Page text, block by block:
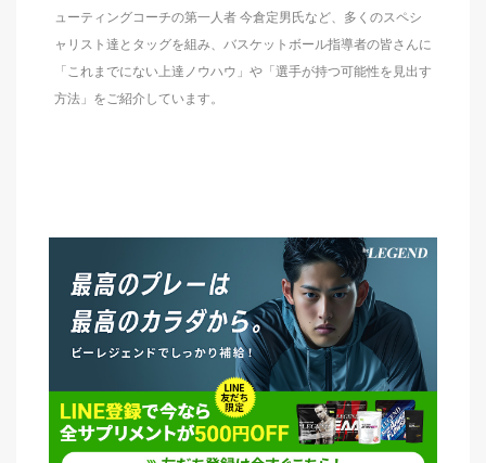
ューティングコーチの第一人者 今倉定男氏など、多くのスペシ
ャリスト達とタッグを組み、バスケットボール指導者の皆さんに
「これまでにない上達ノウハウ」や「選手が持つ可能性を見出す
方法」をご紹介しています。